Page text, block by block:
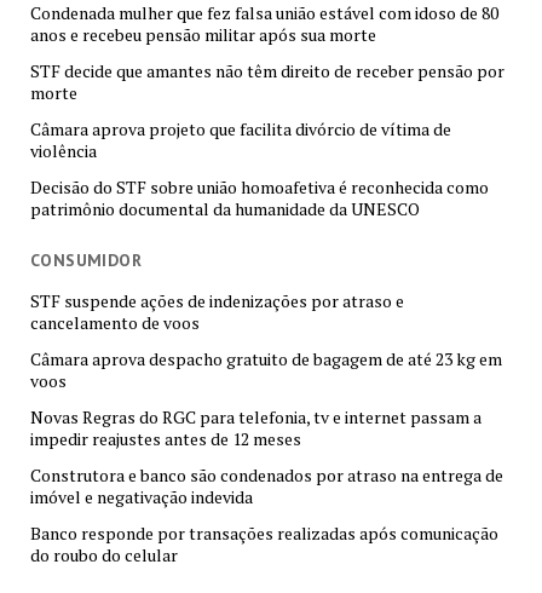
Condenada mulher que fez falsa união estável com idoso de 80
anos e recebeu pensão militar após sua morte
STF decide que amantes não têm direito de receber pensão por
morte
Câmara aprova projeto que facilita divórcio de vítima de
violência
Decisão do STF sobre união homoafetiva é reconhecida como
patrimônio documental da humanidade da UNESCO
CONSUMIDOR
STF suspende ações de indenizações por atraso e
cancelamento de voos
Câmara aprova despacho gratuito de bagagem de até 23 kg em
voos
Novas Regras do RGC para telefonia, tv e internet passam a
impedir reajustes antes de 12 meses
Construtora e banco são condenados por atraso na entrega de
imóvel e negativação indevida
Banco responde por transações realizadas após comunicação
do roubo do celular